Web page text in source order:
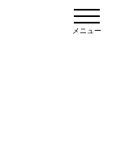
メニュー